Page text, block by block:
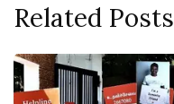
Related Posts